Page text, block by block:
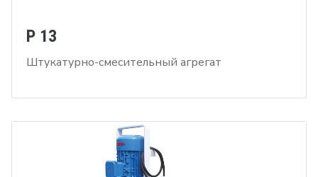
P 13
Штукатурно-смесительный агрегат